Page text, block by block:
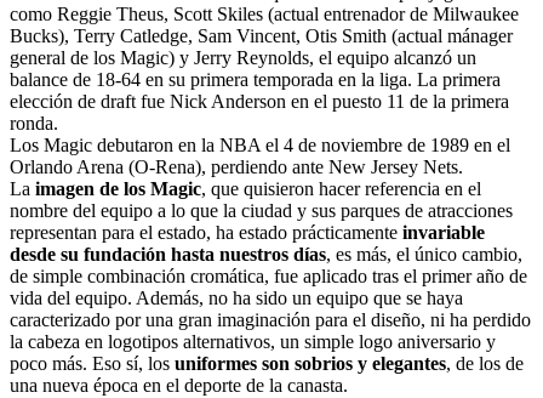
como Reggie Theus, Scott Skiles (actual entrenador de Milwaukee
Bucks), Terry Catledge, Sam Vincent, Otis Smith (actual mánager
general de los Magic) y Jerry Reynolds, el equipo alcanzó un
balance de 18-64 en su primera temporada en la liga. La primera
elección de draft fue Nick Anderson en el puesto 11 de la primera
ronda.
Los Magic debutaron en la NBA el 4 de noviembre de 1989 en el
Orlando Arena (O-Rena), perdiendo ante New Jersey Nets.
La imagen de los Magic, que quisieron hacer referencia en el
nombre del equipo a lo que la ciudad y sus parques de atracciones
representan para el estado, ha estado prácticamente invariable
desde su fundación hasta nuestros días, es más, el único cambio,
de simple combinación cromática, fue aplicado tras el primer año de
vida del equipo. Además, no ha sido un equipo que se haya
caracterizado por una gran imaginación para el diseño, ni ha perdido
la cabeza en logotipos alternativos, un simple logo aniversario y
poco más. Eso sí, los uniformes son sobrios y elegantes, de los de
una nueva época en el deporte de la canasta.